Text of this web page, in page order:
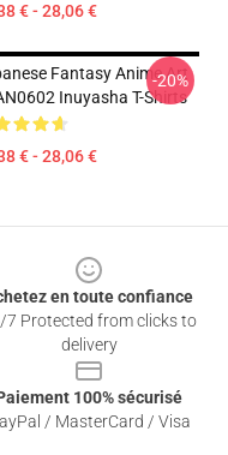
€ - 28,06 €
Fantasy Anime Art
Inuyasha T-Shirts
€ - 28,06 €
-20%
en toute confiance
7 Protected from clicks to
delivery
100% sécurisé
/ MasterCard / Visa